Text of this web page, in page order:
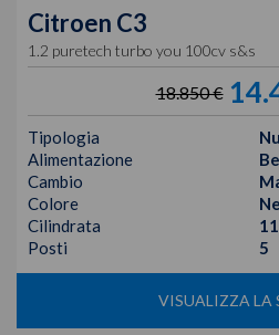
Citroen C3
1.2 puretech turbo you 100cv s&s
18.850 €
Tipologia
Alimentazione
Cambio
Colore
Cilindrata
Posti
5
VISUALIZZA LA